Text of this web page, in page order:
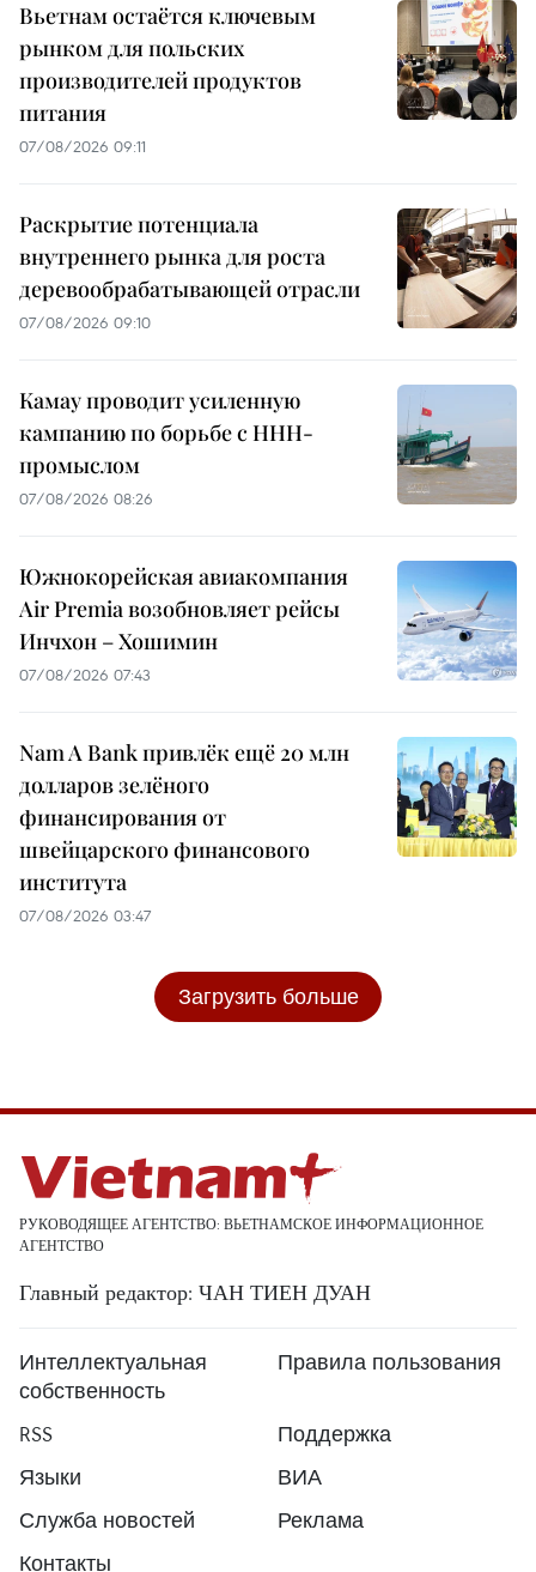
Вьетнам остаётся ключевым
рынком для польских
производителей продуктов
питания
07/08/2026 09:11
Раскрытие потенциала
внутреннего рынка для роста
деревообрабатывающей отрасли
07/08/2026 09:10
Камау проводит усиленную
кампанию по борьбе с ННН-
промыслом
07/08/2026 08:26
Южнокорейская авиакомпания
Air Premia возобновляет рейсы
Инчхон – Хошимин
07/08/2026 07:43
Nam A Bank привлёк ещё 20 млн
долларов зелёного
финансирования от
швейцарского финансового
института
07/08/2026 03:47
Загрузить больше
РУКОВОДЯЩЕЕ АГЕНТСТВО: ВЬЕТНАМСКОЕ ИНФОРМАЦИОННОЕ
АГЕНТСТВО
Главный редактор: ЧАН ТИЕН ДУАН
Интеллектуальная
собственность
Правила пользования
RSS
Поддержка
Языки
ВИА
Служба новостей
Реклама
Контакты